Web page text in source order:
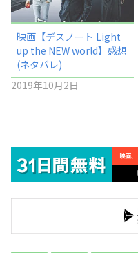
映画【デスノート Light
up the NEW world】感想
(ネタバレ)
2019年10月2日